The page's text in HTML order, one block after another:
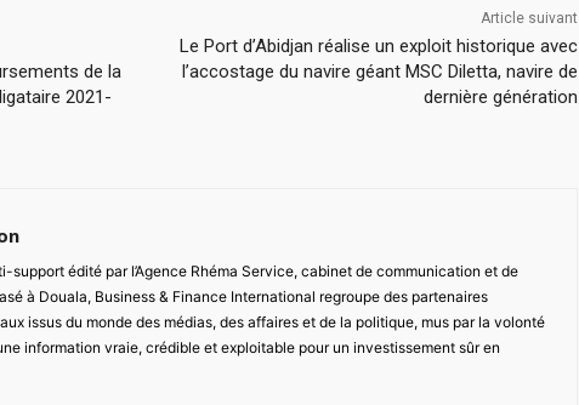
de la
2021-
Article suivant
Le Port d’Abidjan réalise un exploit historique avec
l’accostage du navire géant MSC Diletta, navire de
dernière génération
support édité par l’Agence Rhéma Service, cabinet de communication et de
à Douala, Business & Finance International regroupe des partenaires
issus du monde des médias, des affaires et de la politique, mus par la volonté
information vraie, crédible et exploitable pour un investissement sûr en